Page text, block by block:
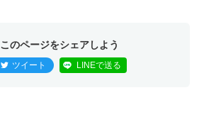
このページをシェアしよう
ツイート LINEで送る